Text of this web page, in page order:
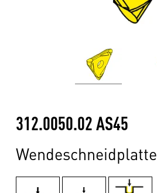
312.0050.02 AS45
Wendeschneidplatte